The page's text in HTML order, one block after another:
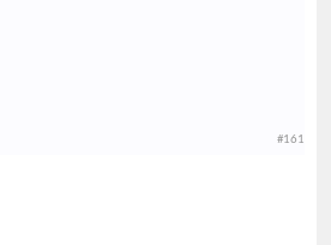
#161